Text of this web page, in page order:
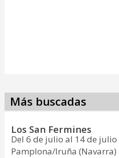
Más buscadas
Los San Fermines
Del 6 de julio al 14 de julio
Pamplona/Iruña (Navarra)